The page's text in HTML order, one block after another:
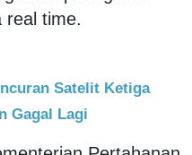
real time.
Satelit Ketiga
Gagal Lagi